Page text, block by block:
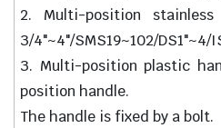
2. Multi-position
3/4"~4"/SMS19~102/DS1"~4/
3. Multi-position plastic
position handle.
The handle is fixed by a bolt.